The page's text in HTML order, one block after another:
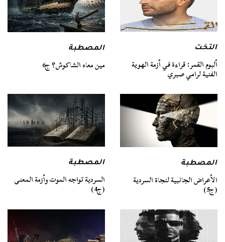
التخت
ألبوم القمر: قراءة في أزمة الهوية
الفنية لرامي صبري
المصطبة
مين معاه الشاكوش؟ ج6
المصطبة
الأعراض الجانبية لنجاة السردية
(ج5)
المصطبة
السردية تواجه الموت وأزمة المعنى
(ج4)